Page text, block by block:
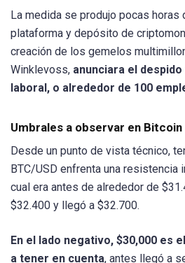
La medida se produjo pocas horas
plataforma y depósito de
creación de los gemelos
Winklevoss, anunciara el
laboral, o alrededor de 100
Umbrales a observar en Bitcoin
Desde un punto de vista técnico,
BTC/USD enfrenta una resistencia
cual era antes de alrededor de
$32.400 y llegó a $32.700.
En el lado negativo, $30,000 es
a tener en cuenta, antes llegó a